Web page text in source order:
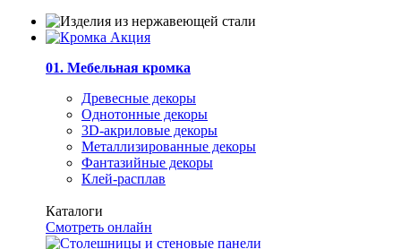
01. Мебельная кромка
Древесные декоры
Однотонные декоры
3D-акриловые декоры
Металлизированные декоры
Фантазийные декоры
Клей-расплав
Каталоги
Смотреть онлайн